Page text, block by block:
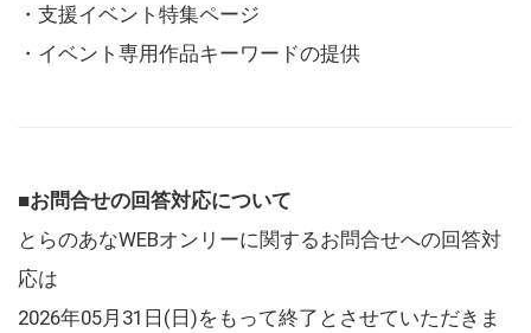
・支援イベント特集ページ
・イベント専用作品キーワードの提供
■お問合せの回答対応について
とらのあなWEBオンリーに関するお問合せへの回答対
応は
2026年05月31日(日)をもって終了とさせていただきま